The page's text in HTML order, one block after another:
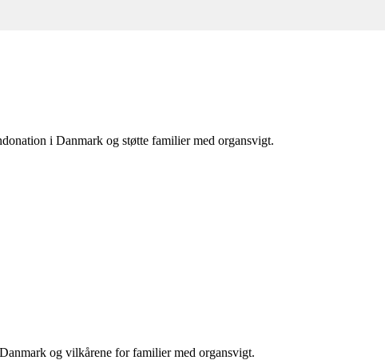
i Danmark og støtte familier med organsvigt.
og vilkårene for familier med organsvigt.